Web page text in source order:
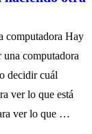
computadora Hay
una computadora
decidir cuál
ver lo que está
ver lo que …